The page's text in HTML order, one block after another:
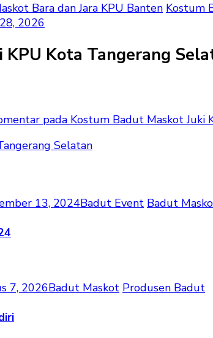
Bara dan Jara KPU Banten Kostum
2026
Kota Tangerang
pada Kostum Badut Maskot Juki
13, 2024Badut Event Badut
7, 2026Badut Maskot Produsen Badut